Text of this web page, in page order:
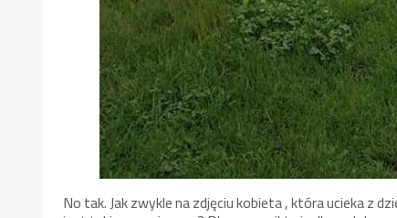
No tak. Jak zwykle na zdjęciu kobieta , która ucieka z